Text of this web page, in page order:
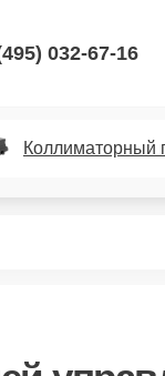
032-67-16
Коллиматорный